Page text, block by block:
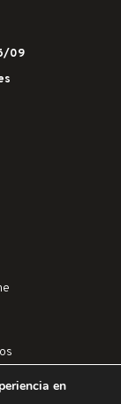
en
09